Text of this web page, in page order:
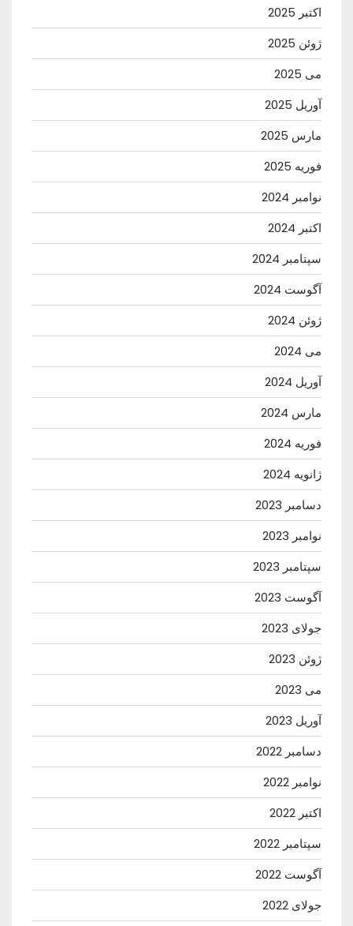
اکتبر 2025
ژوئن 2025
می 2025
آوریل 2025
مارس 2025
فوریه 2025
نوامبر 2024
اکتبر 2024
سپتامبر 2024
آگوست 2024
ژوئن 2024
می 2024
آوریل 2024
مارس 2024
فوریه 2024
ژانویه 2024
دسامبر 2023
نوامبر 2023
سپتامبر 2023
آگوست 2023
جولای 2023
ژوئن 2023
می 2023
آوریل 2023
دسامبر 2022
نوامبر 2022
اکتبر 2022
سپتامبر 2022
آگوست 2022
جولای 2022